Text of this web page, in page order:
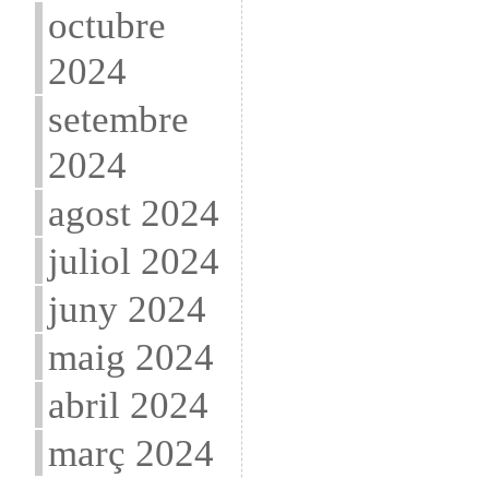
octubre
2024
setembre
2024
agost 2024
juliol 2024
juny 2024
maig 2024
abril 2024
març 2024